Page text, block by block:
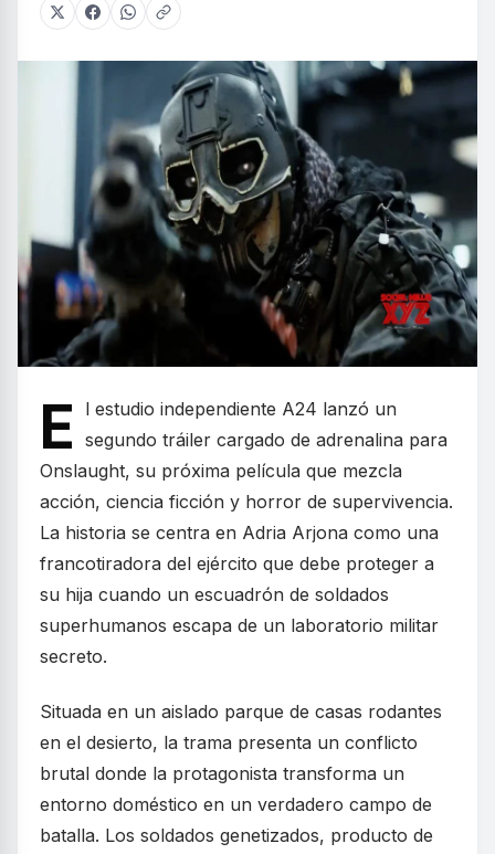
E
l estudio independiente A24 lanzó un
segundo tráiler cargado de adrenalina para
Onslaught, su próxima película que mezcla
acción, ciencia ficción y horror de supervivencia.
La historia se centra en Adria Arjona como una
francotiradora del ejército que debe proteger a
su hija cuando un escuadrón de soldados
superhumanos escapa de un laboratorio militar
secreto.
Situada en un aislado parque de casas rodantes
en el desierto, la trama presenta un conflicto
brutal donde la protagonista transforma un
entorno doméstico en un verdadero campo de
batalla. Los soldados genetizados, producto de